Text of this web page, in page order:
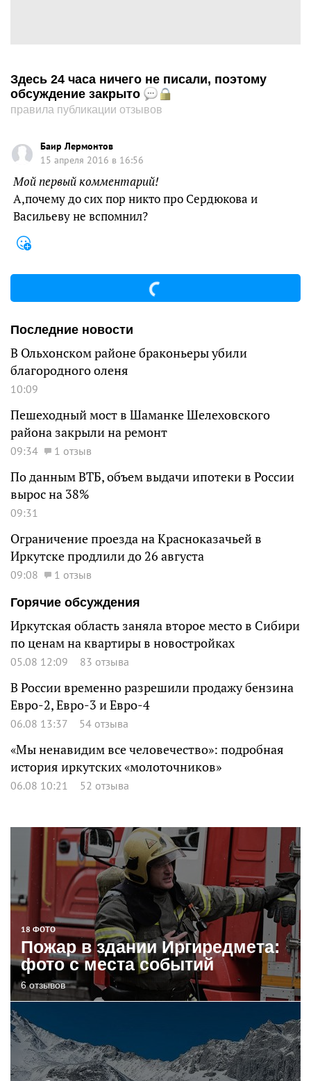
Здесь 24 часа ничего не писали, поэтому
обсуждение закрыто
правила публикации отзывов
Баир Лермонтов
15 апреля 2016 в 16:56
Мой первый комментарий!
А,почему до сих пор никто про Сердюкова и
Васильеву не вспомнил?
Последние новости
В Ольхонском районе браконьеры убили
благородного оленя
10:09
Пешеходный мост в Шаманке Шелеховского
района закрыли на ремонт
09:34 1 отзыв
По данным ВТБ, объем выдачи ипотеки в России
вырос на 38%
09:31
Ограничение проезда на Красноказачьей в
Иркутске продлили до 26 августа
09:08
1 отзыв
Горячие обсуждения
Иркутская область заняла второе место в Сибири
по ценам на квартиры в новостройках
05.08 12:09 83 отзыва
В России временно разрешили продажу бензина
Евро-2, Евро-3 и Евро-4
06.08 13:37 54 отзыва
«Мы ненавидим все человечество»: подробная
история иркутских «молоточников»
06.08 10:21 52 отзыва
18 ФОТО
Пожар в здании Иргиредмета:
фото с места событий
6 отзывов